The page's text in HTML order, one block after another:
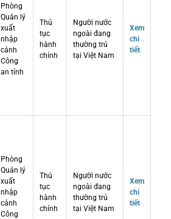
Phòng
Quản lý
xuất
nhập
cảnh
Công
an tỉnh
Thủ
tục
hành
chính
Người nước
ngoài đang
thường trú
tại Việt Nam
Xem
chi
tiết
Phòng
Quản lý
xuất
nhập
cảnh
Công
Thủ
tục
hành
chính
Người nước
ngoài đang
thường trú
tại Việt Nam
Xem
chi
tiết